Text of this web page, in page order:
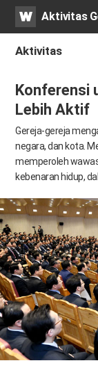
WATVAktivitas
Aktivitas
​Konferensi
Lebih Aktif
Gereja-gereja
negara, dan kota.
memperoleh
kebenaran hidup,